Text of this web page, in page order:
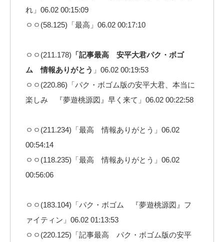
れ」06.02 00:15:09
ㅇㅇ(58.125)「最高」06.02 00:17:10
ㅇㅇ(211.178) 「記事最高 安平大君パク・ボゴ
ム 情報ありがとう 」06.02 00:19:53
ㅇㅇ(220.86)「パク・ボゴム版の安平大君、本当に
楽しみ 『夢遊桃源図』早く来て」06.02 00:22:58
ㅇㅇ(211.234)「最高 情報ありがとう」06.02
00:54:14
ㅇㅇ(118.235)「最高 情報ありがとう」06.02
00:56:06
ㅇㅇ(183.104)「パク・ボゴム 『夢遊桃源図』フ
ァイティン」06.02 01:13:53
ㅇㅇ(220.125)「記事最高 パク・ボゴム版の安平